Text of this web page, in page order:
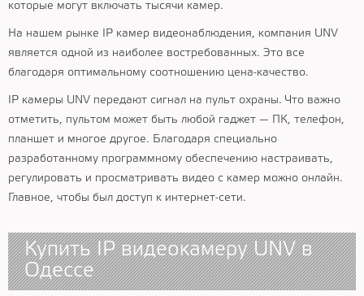
которые могут включать тысячи камер.
На нашем рынке IP камер видеонаблюдения, компания UNV
является одной из наиболее востребованных. Это все
благодаря оптимальному соотношению цена-качество.
IP камеры UNV передают сигнал на пульт охраны. Что важно
отметить, пультом может быть любой гаджет — ПК, телефон,
планшет и многое другое. Благодаря специально
разработанному программному обеспечению настраивать,
регулировать и просматривать видео с камер можно онлайн.
Главное, чтобы был доступ к интернет-сети.
Купить IP видеокамеру UNV в
Одессе